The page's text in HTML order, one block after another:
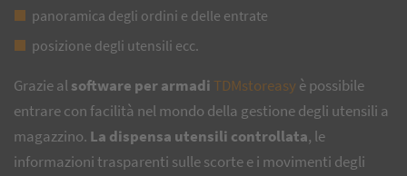
panoramica degli ordini e delle entrate
posizione degli utensili ecc.
Grazie alsoftware per armadi TDMstoreasy è possibile
entrare con facilità nel mondo della gestione degli utensili a
magazzino. La dispensa utensili controllata, le
informazioni trasparenti sulle scorte e i movimenti degli